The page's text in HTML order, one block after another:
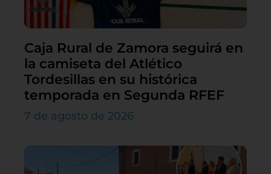
Caja Rural de Zamora seguirá en
la camiseta del Atlético
Tordesillas en su histórica
temporada en Segunda RFEF
7 de agosto de 2026